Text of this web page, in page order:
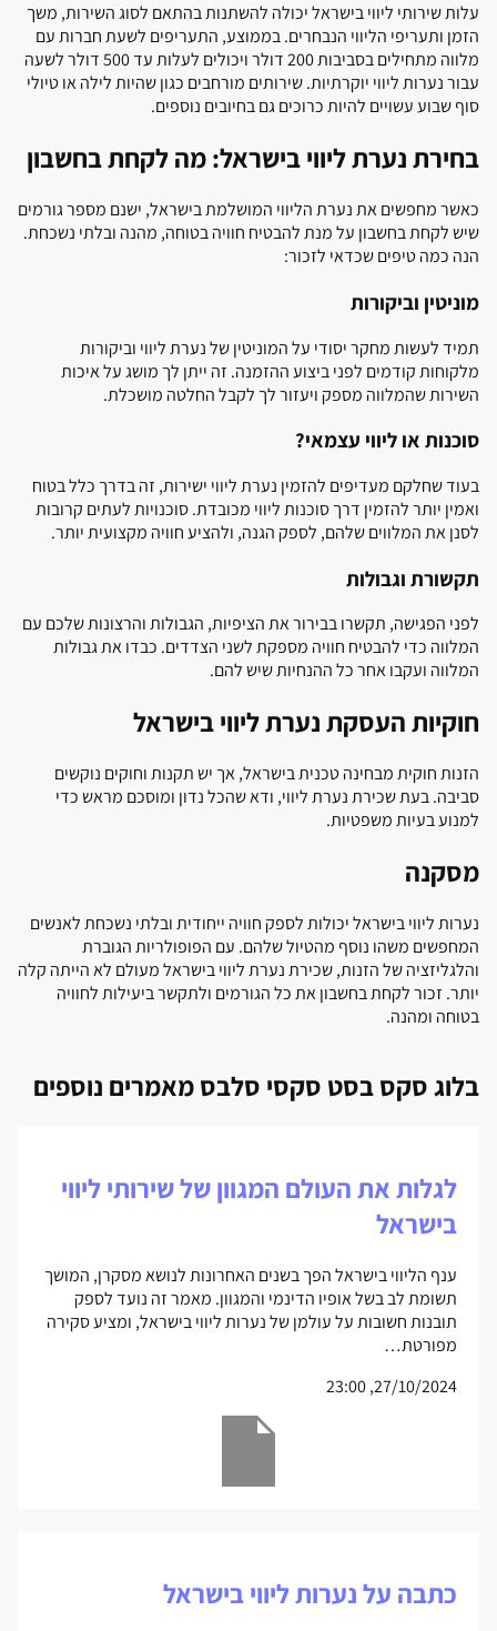
עלות שירותי ליווי בישראל יכולה להשתנות בהתאם לסוג השירות, משך
הזמן ותעריפי הליווי הנבחרים. בממוצע, התעריפים לשעת חברות עם
מלווה מתחילים בסביבות 200 דולר ויכולים לעלות עד 500 דולר לשעה
עבור נערות ליווי יוקרתיות. שירותים מורחבים כגון שהיות לילה או טיולי
סוף שבוע עשויים להיות כרוכים גם בחיובים נוספים.
בחירת נערת ליווי בישראל: מה לקחת בחשבון
כאשר מחפשים את נערת הליווי המושלמת בישראל, ישנם מספר גורמים
שיש לקחת בחשבון על מנת להבטיח חוויה בטוחה, מהנה ובלתי נשכחת.
הנה כמה טיפים שכדאי לזכור:
מוניטין וביקורות
תמיד לעשות מחקר יסודי על המוניטין של נערת ליווי וביקורות
מלקוחות קודמים לפני ביצוע ההזמנה. זה ייתן לך מושג על איכות
השירות שהמלווה מספק ויעזור לך לקבל החלטה מושכלת.
סוכנות או ליווי עצמאי?
בעוד שחלקם מעדיפים להזמין נערת ליווי ישירות, זה בדרך כלל בטוח
ואמין יותר להזמין דרך סוכנות ליווי מכובדת. סוכנויות לעתים קרובות
לסנן את המלווים שלהם, לספק הגנה, ולהציע חוויה מקצועית יותר.
תקשורת וגבולות
לפני הפגישה, תקשרו בבירור את הציפיות, הגבולות והרצונות שלכם עם
המלווה כדי להבטיח חוויה מספקת לשני הצדדים. כבדו את גבולות
המלווה ועקבו אחר כל ההנחיות שיש להם.
חוקיות העסקת נערת ליווי בישראל
הזנות חוקית מבחינה טכנית בישראל, אך יש תקנות וחוקים נוקשים
סביבה. בעת שכירת נערת ליווי, ודא שהכל נדון ומוסכם מראש כדי
למנוע בעיות משפטיות.
מסקנה
נערות ליווי בישראל יכולות לספק חוויה ייחודית ובלתי נשכחת לאנשים
המחפשים משהו נוסף מהטיול שלהם. עם הפופולריות הגוברת
והלגליזציה של הזנות, שכירת נערת ליווי בישראל מעולם לא הייתה קלה
יותר. זכור לקחת בחשבון את כל הגורמים ולתקשר ביעילות לחוויה
בטוחה ומהנה.
בלוג סקס בסט סקסי סלבס מאמרים נוספים
לגלות את העולם המגוון של שירותי ליווי
בישראל
ענף הליווי בישראל הפך בשנים האחרונות לנושא מסקרן, המושך
תשומת לב בשל אופיו הדינמי והמגוון. מאמר זה נועד לספק
תובנות חשובות על עולמן של נערות ליווי בישראל, ומציע סקירה
מפורטת…
27/10/2024, 23:00
כתבה על נערות ליווי בישראל